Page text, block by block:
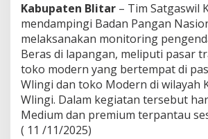
r
M
e
n
d
a
m
p
i
Kabupaten Blitar – Tim Satgaswil
mendampingi Badan Pangan
melaksanakan monitoring
Beras di lapangan, meliputi pasar
toko modern yang bertempat di
Wlingi dan toko Modern di wilayah
Wlingi. Dalam kegiatan tersebut
Medium dan premium terpantau
( 11 /11/2025)